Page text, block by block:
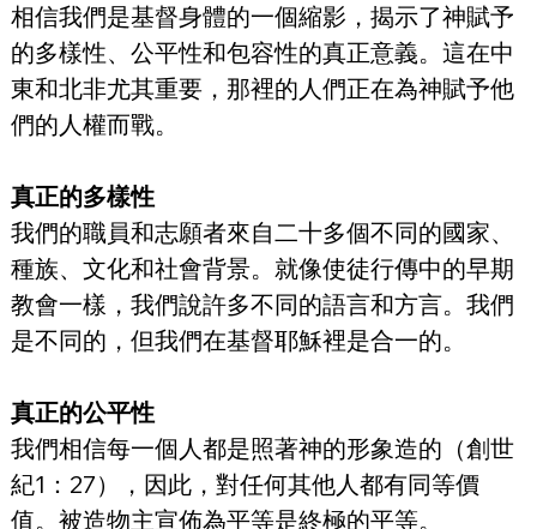
相信我們是基督身體的一個縮影，揭示了神賦予
的多樣性、公平性和包容性的真正意義。這在中
東和北非尤其重要，那裡的人們正在為神賦予他
們的人權而戰。
真正的多樣性
我們的職員和志願者來自二十多個不同的國家、
種族、文化和社會背景。就像使徒行傳中的早期
教會一樣，我們說許多不同的語言和方言。我們
是不同的，但我們在基督耶穌裡是合一的。
真正的公平性
我們相信每一個人都是照著神的形象造的（創世
紀1：27），因此，對任何其他人都有同等價
值。被造物主宣佈為平等是終極的平等。